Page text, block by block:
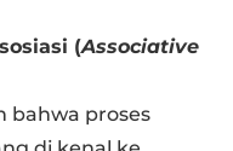
(Associative
bahwa proses